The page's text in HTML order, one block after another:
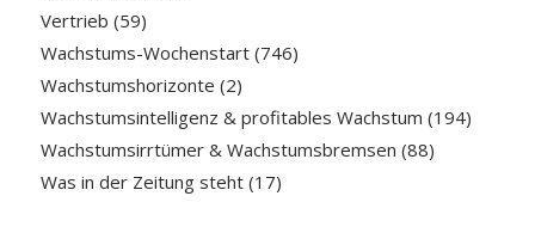
Vertrieb (59)
Wachstums-Wochenstart(746)
Wachstumshorizonte (2)
Wachstumsintelligenz & profitables Wachstum (194)
Wachstumsirrtümer & Wachstumsbremsen (88)
Was in der Zeitung steht(17)